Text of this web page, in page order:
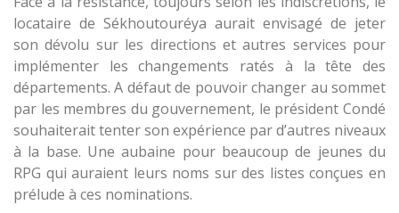
locataire de Sékhoutouréya aurait envisagé de jeter
son dévolu sur les directions et autres services pour
implémenter les changements ratés à la tête des
départements. A défaut de pouvoir changer au sommet
par les membres du gouvernement, le président Condé
souhaiterait tenter son expérience par d’autres niveaux
à la base. Une aubaine pour beaucoup de jeunes du
RPG qui auraient leurs noms sur des listes conçues en
prélude à ces nominations.